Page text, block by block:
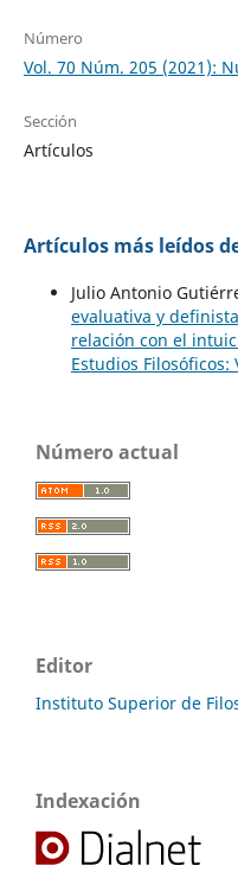
Número
Vol. 70 Núm. 205 (2021):
Sección
Artículos
Artículos más leídos
Julio Antonio
evaluativa y
relación con el
Estudios Filosóficos:
Número actual
Editor
Instituto Superior de
Indexación